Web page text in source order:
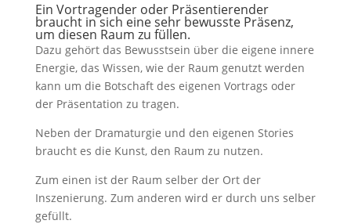
Ein Vortragender oder Präsentierender
braucht in sich eine sehr bewusste Präsenz,
um diesen Raum zu füllen.
Dazu gehört das Bewusstsein über die eigene innere
Energie, das Wissen, wie der Raum genutzt werden
kann um die Botschaft des eigenen Vortrags oder
der Präsentation zu tragen.
Neben der Dramaturgie und den eigenen Stories
braucht es die Kunst, den Raum zu nutzen.
Zum einen ist der Raum selber der Ort der
Inszenierung. Zum anderen wird er durch uns selber
gefüllt.